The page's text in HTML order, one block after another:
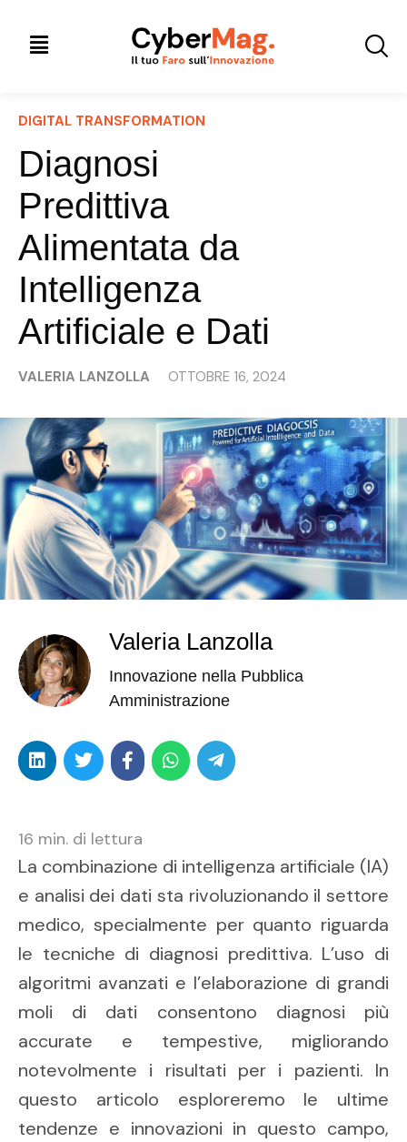
DIGITAL TRANSFORMATION
Diagnosi
Predittiva
Alimentata da
Intelligenza
Artificiale e Dati
VALERIA LANZOLLA OTTOBRE 16, 2024
Valeria Lanzolla
Innovazione nella Pubblica
Amministrazione
16 min. di lettura
La combinazione di intelligenza artificiale (IA)
e analisi dei dati sta rivoluzionando il settore
medico, specialmente per quanto riguarda
le tecniche di diagnosi predittiva. L’uso di
algoritmi avanzati e l’elaborazione di grandi
moli di dati consentono diagnosi più
accurate e tempestive, migliorando
notevolmente i risultati per i pazienti. In
questo articolo esploreremo le ultime
tendenze e innovazioni in questo campo,